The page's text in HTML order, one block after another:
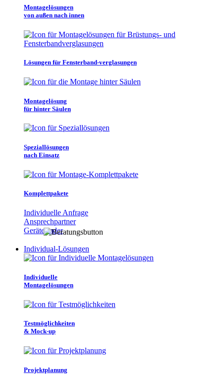
Montagelösungen
von außen nach innen
Lösungen für Fensterband-verglasungen
Montagelösung
für hinter Säulen
Speziallösungen
nach Einsatz
Komplettpakete
Individuelle Anfrage
Ansprechpartner
Gerätefinder
Individual-Lösungen
Individuelle
Montagelösungen
Testmöglichkeiten
& Mock-up
Projektplanung